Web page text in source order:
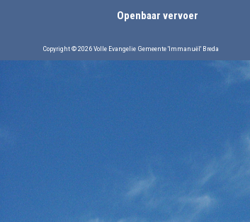
Openbaar vervoer
Copyright © 2026 Volle Evangelie Gemeente 'Immanuël' Breda